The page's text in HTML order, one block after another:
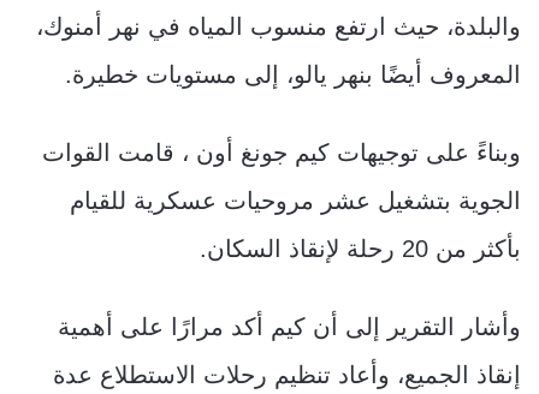
والبلدة، حيث ارتفع منسوب المياه في نهر أمنوك،
المعروف أيضًا بنهر يالو، إلى مستويات خطيرة.
وبناءً على توجيهات كيم جونغ أون ، قامت القوات
الجوية بتشغيل عشر مروحيات عسكرية للقيام
بأكثر من 20 رحلة لإنقاذ السكان.
وأشار التقرير إلى أن كيم أكد مرارًا على أهمية
إنقاذ الجميع، وأعاد تنظيم رحلات الاستطلاع عدة